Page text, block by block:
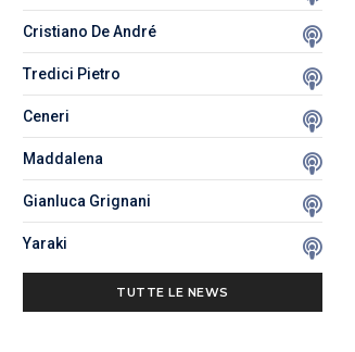
Cristiano De André
Tredici Pietro
Ceneri
Maddalena
Gianluca Grignani
Yaraki
TUTTE LE NEWS